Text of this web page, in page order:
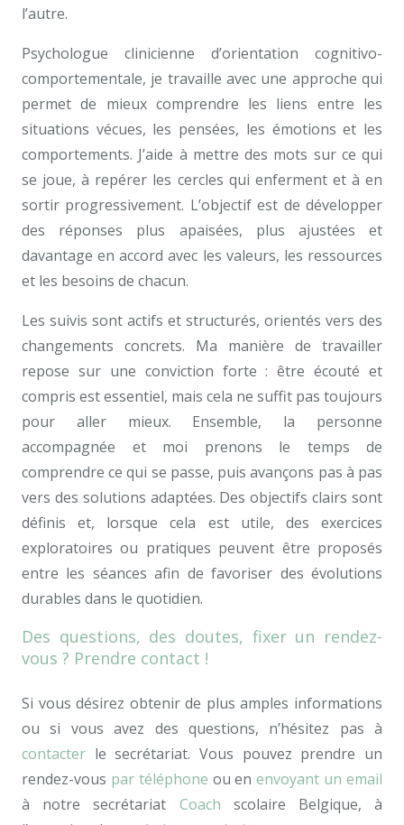
l’autre.
Psychologue clinicienne d’orientation cognitivo-
comportementale, je travaille avec une approche qui
permet de mieux comprendre les liens entre les
situations vécues, les pensées, les émotions et les
comportements. J’aide à mettre des mots sur ce qui
se joue, à repérer les cercles qui enferment et à en
sortir progressivement. L’objectif est de développer
des réponses plus apaisées, plus ajustées et
davantage en accord avec les valeurs, les ressources
et les besoins de chacun.
Les suivis sont actifs et structurés, orientés vers des
changements concrets. Ma manière de travailler
repose sur une conviction forte : être écouté et
compris est essentiel, mais cela ne suffit pas toujours
pour aller mieux. Ensemble, la personne
accompagnée et moi prenons le temps de
comprendre ce qui se passe, puis avançons pas à pas
vers des solutions adaptées. Des objectifs clairs sont
définis et, lorsque cela est utile, des exercices
exploratoires ou pratiques peuvent être proposés
entre les séances afin de favoriser des évolutions
durables dans le quotidien.
Des questions, des doutes, fixer un rendez-
vous ? Prendre contact !
Si vous désirez obtenir de plus amples informations
ou si vous avez des questions, n’hésitez pas à
contacter le secrétariat. Vous pouvez prendre un
rendez-vous par téléphone ou enenvoyant un email
à notre secrétariat Coach scolaire Belgique, à